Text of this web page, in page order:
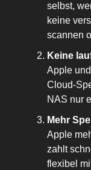
selbst,
keine
scannen
Keine
Apple
Cloud-
NAS nur
Mehr
Apple
zahlt
flexibel